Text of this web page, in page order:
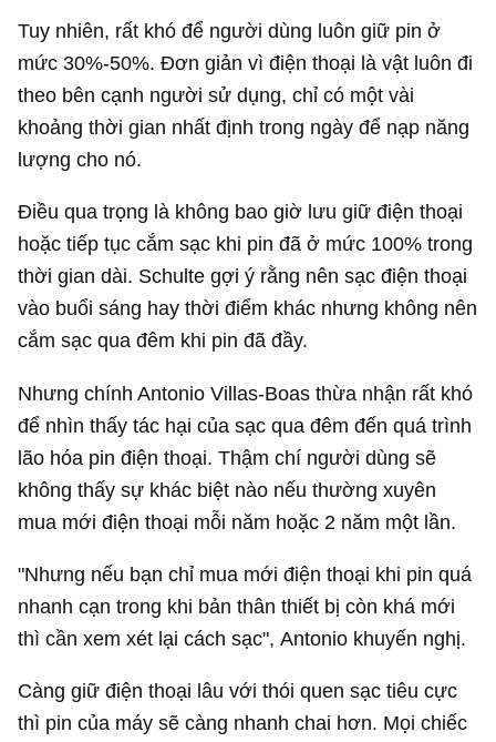
Tuy nhiên, rất khó để người dùng luôn giữ pin ở
mức 30%-50%. Đơn giản vì điện thoại là vật luôn đi
theo bên cạnh người sử dụng, chỉ có một vài
khoảng thời gian nhất định trong ngày để nạp năng
lượng cho nó.
Điều qua trọng là không bao giờ lưu giữ điện thoại
hoặc tiếp tục cắm sạc khi pin đã ở mức 100% trong
thời gian dài. Schulte gợi ý rằng nên sạc điện thoại
vào buổi sáng hay thời điểm khác nhưng không nên
cắm sạc qua đêm khi pin đã đầy.
Nhưng chính Antonio Villas-Boas thừa nhận rất khó
để nhìn thấy tác hại của sạc qua đêm đến quá trình
lão hóa pin điện thoại. Thậm chí người dùng sẽ
không thấy sự khác biệt nào nếu thường xuyên
mua mới điện thoại mỗi năm hoặc 2 năm một lần.
"Nhưng nếu bạn chỉ mua mới điện thoại khi pin quá
nhanh cạn trong khi bản thân thiết bị còn khá mới
thì cần xem xét lại cách sạc", Antonio khuyến nghị.
Càng giữ điện thoại lâu với thói quen sạc tiêu cực
thì pin của máy sẽ càng nhanh chai hơn. Mọi chiếc